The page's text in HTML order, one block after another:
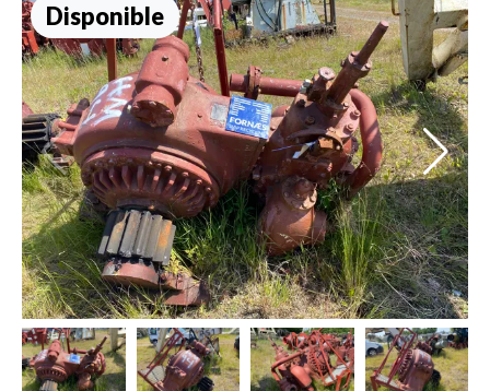
Disponible